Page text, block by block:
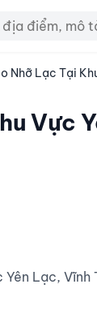
Nhỡ Lạc Tại
Vực